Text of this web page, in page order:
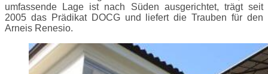
umfassende Lage ist nach Süden ausgerichtet, trägt seit
2005 das Prädikat DOCG und liefert die Trauben für den
Arneis Renesio.